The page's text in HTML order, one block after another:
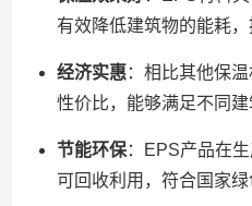
有效降低建筑物的能耗，
经济实惠：相比其他保
性价比，能够满足不同建
节能环保：EPS产品在
可回收利用，符合国家绿